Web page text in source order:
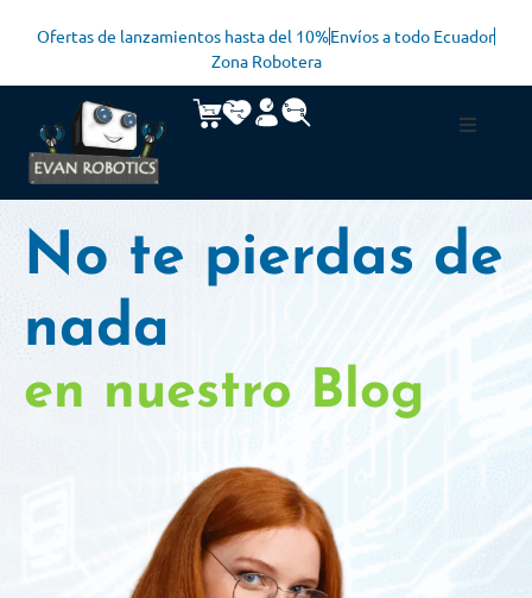
Ofertas de lanzamientos hasta del 10%Envíos a todo Ecuador
Zona Robotera
No te pierdas de
nada
en nuestro Blog